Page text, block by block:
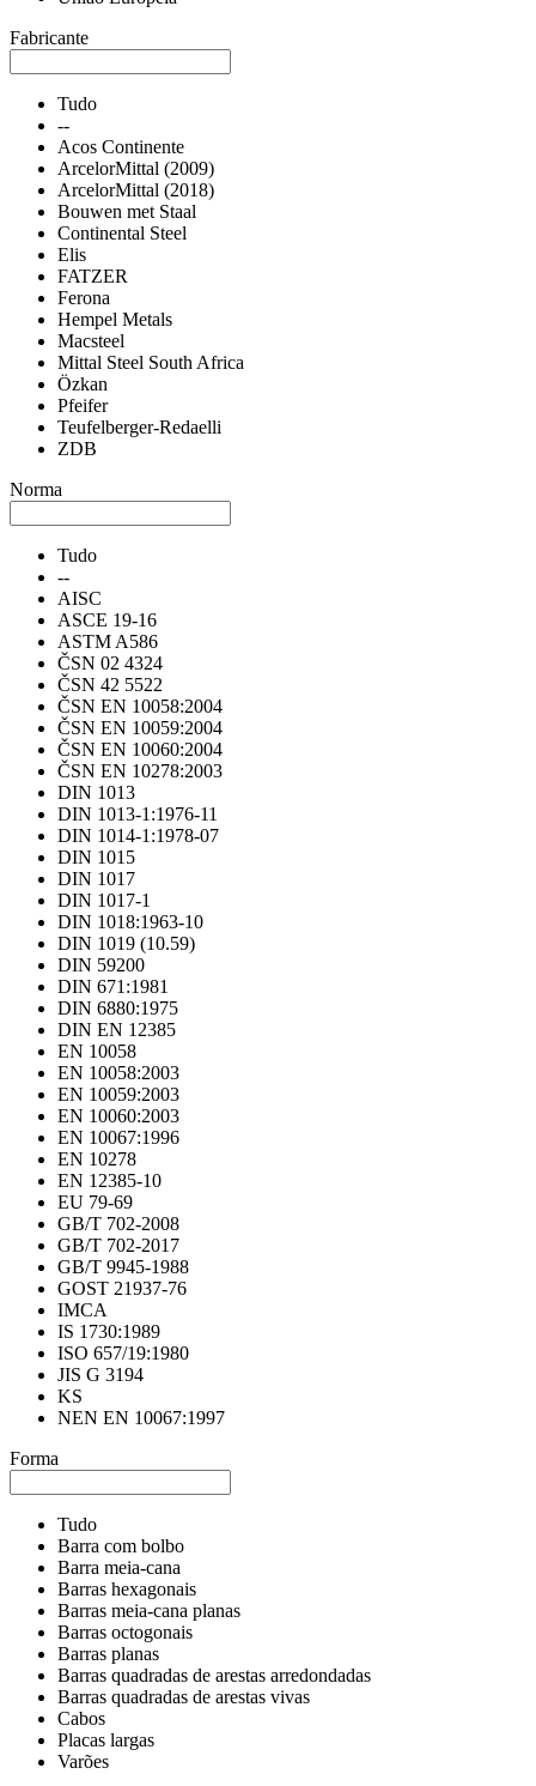
Fabricante
Tudo
--
Acos Continente
ArcelorMittal (2009)
ArcelorMittal (2018)
Bouwen met Staal
Continental Steel
Elis
FATZER
Ferona
Hempel Metals
Macsteel
Mittal Steel South Africa
Özkan
Pfeifer
Teufelberger-Redaelli
ZDB
Norma
Tudo
--
AISC
ASCE 19-16
ASTM A586
ČSN 02 4324
ČSN 42 5522
ČSN EN 10058:2004
ČSN EN 10059:2004
ČSN EN 10060:2004
ČSN EN 10278:2003
DIN 1013
DIN 1013-1:1976-11
DIN 1014-1:1978-07
DIN 1015
DIN 1017
DIN 1017-1
DIN 1018:1963-10
DIN 1019 (10.59)
DIN 59200
DIN 671:1981
DIN 6880:1975
DIN EN 12385
EN 10058
EN 10058:2003
EN 10059:2003
EN 10060:2003
EN 10067:1996
EN 10278
EN 12385-10
EU 79-69
GB/T 702-2008
GB/T 702-2017
GB/T 9945-1988
GOST 21937-76
IMCA
IS 1730:1989
ISO 657/19:1980
JIS G 3194
KS
NEN EN 10067:1997
Forma
Tudo
Barra com bolbo
Barra meia-cana
Barras hexagonais
Barras meia-cana planas
Barras octogonais
Barras planas
Barras quadradas de arestas arredondadas
Barras quadradas de arestas vivas
Cabos
Placas largas
Varões